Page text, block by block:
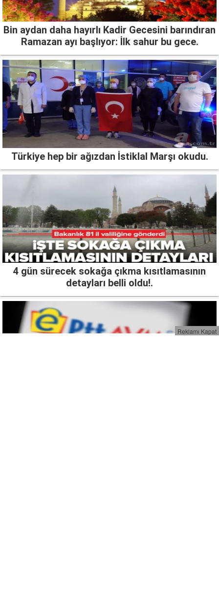
Bin aydan daha hayırlı Kadir Gecesini barındıran
Ramazan ayı başlıyor: İlk sahur bu gece.
Türkiye hep bir ağızdan İstiklal Marşı okudu.
4 gün sürecek sokağa çıkma kısıtlamasının
detayları belli oldu!.
Reklamı Kapat